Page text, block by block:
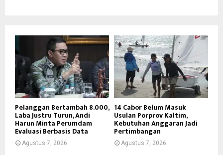
Pelanggan Bertambah 8.000,
Laba Justru Turun, Andi
Harun Minta Perumdam
Evaluasi Berbasis Data
Agustus 7, 2026
14 Cabor Belum Masuk
Usulan Porprov Kaltim,
Kebutuhan Anggaran Jadi
Pertimbangan
Agustus 7, 2026